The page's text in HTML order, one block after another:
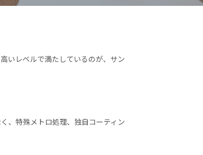
いレベルで満たしているのが、サン
、特殊メトロ処理、独自コーティン